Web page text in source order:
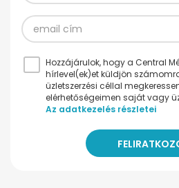
Hozzájárulok, hogy a Central
hírlevel(ek)et küldjön
üzletszerzési céllal
elérhetőségeimen saját vagy
Az adatkezelés részletei